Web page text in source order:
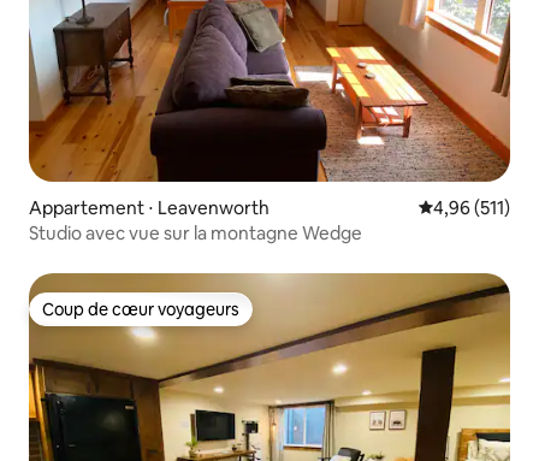
Appartement ⋅ Leavenworth Évaluation
4,96 (511)
Studio avec vue sur la montagne Wedge
Coup de cœur voyageurs
Coup de cœur voyageurs